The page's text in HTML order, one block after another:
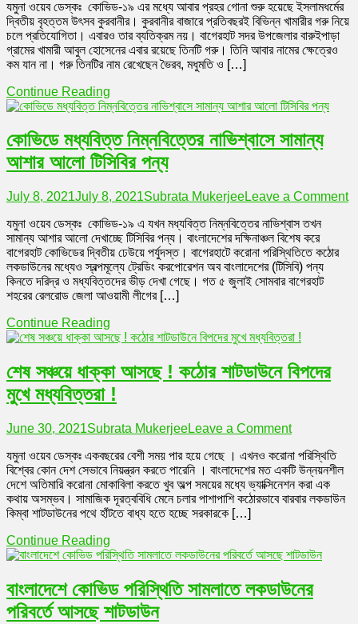
যমুনা ওয়েব ডেস্কঃ কোভিড-১৯ এর মধ্যে আবার প্রহর গোনা শুরু হয়েছে ইসলামধর্মের
দ্বিতীয় বৃহত্তম উৎসব কুরবানীর। কুরবানীর বাজারে প্রতিবছরই বিভিন্ন খামারীর গরু নিয়ে
চলে প্রতিযোগিতা। এবারও তার ব্যতিক্রম নয়। বাগেরহাট সদর উপজেলার বারুইপাড়া
গ্রামের খামারী আবুল হোসেনের এবার রয়েছে তিনটি গরু। তিনি আবার নামের ক্ষেত্রেও
কম যান না। গরু তিনটির নাম রেখেছেন ভৈরব, মধুমতি ও […]
Continue Reading
কোভিডে মধ্যবিত্ত নিম্নবিত্তের নাভিশ্বাসে সামান্য
আশার আলো টিসিবির পন্য
July 8, 2021July 8, 2021Subrata MukerjeeLeave a Comment
যমুনা ওয়েব ডেস্কঃ কোভিড-১৯ এ যখন মধ্যবিত্ত নিম্নবিত্তের নাভিশ্বাস তখন
সামান্য আশার আলো দেখাচ্ছে টিসিবির পন্য। বাংলাদেশের দক্ষিনাঞ্চল বিশেষ করে
বাগেরহাট কোভিডের দ্বিতীয় ঢেউয়ে পর্যুদস্ত। বাগেরহাটে করোনা পরিস্থিতিতে কঠোর
লকডাউনের মধ্যেও স্বল্পমূল্যে ট্রেডিং করপোরেশন অব বাংলাদেশের (টিসিবি) পন্য
কিনতে দরিদ্র ও মধ্যবিত্তদের ভীড় দেখা গেছে। গত ৫ জুলাই সোমবার বাগেরহাট
শহরের রেলরোড জেলা আওয়ামী লীগের […]
Continue Reading
শেষ সঞ্চয়ে ধাক্কা আসছে ! কঠোর শাটডাউনে বিপদের
মুখে মধ্যবিত্তরা !
June 30, 2021Subrata MukerjeeLeave a Commenton
সঞ্চয়ে
ধাক্কা
আসছে
!
মুখে
!
যমুনা ওয়েব ডেস্কঃ একবছরের বেশী সময় পার হয়ে গেছে । এখনও করোনা পরিস্থিতি
বিশ্বের কোন দেশ সেভাবে নিয়ন্ত্রন করতে পারেনি । বাংলাদেশের মত একটি উন্নয়নশীল
দেশে অতিমারি করোনা মোকাবিলা করতে খুব অল্প সময়ের মধ্যে ভ্যাক্সিনেশন করা এক
কথায় অসম্ভব। সামাজিক দূরত্ববিধি মেনে চলার পাশাপাশি কঠোরভাবে বারবার লকডাউন
কিম্বা শাটডাউনের পথে হাঁটতে বাধ্য হতে হচ্ছে সরকারকে […]
Continue Reading
বাংলাদেশে কোভিড পরিস্থিতি সামলাতে লকডাউনের
পরিবর্তে আসছে শাটডাউন